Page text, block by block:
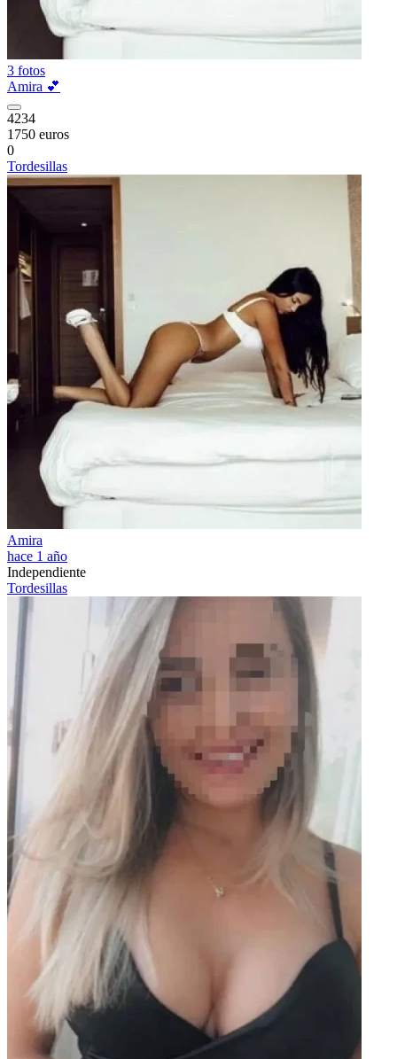
3 fotos
Amira 💕
4234
1750 euros
0
Tordesillas
Amira
hace 1 año
Independiente
Tordesillas